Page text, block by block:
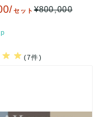
iphoneケース A…
セット¥800,000
(7件)